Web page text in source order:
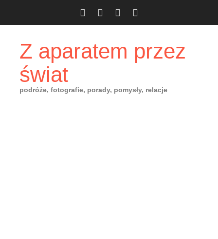
Z aparatem przez
świat
podróże, fotografie, porady, pomysły, relacje